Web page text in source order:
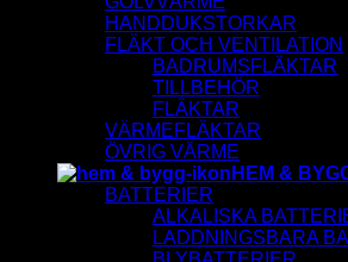
HANDDUKSTORKAR
FLÄKT OCH VENTILATION
BADRUMSFLÄKTAR
TILLBEHÖR
FLÄKTAR
VÄRMEFLÄKTAR
ÖVRIG VÄRME
HEM &
BATTERIER
ALKALISKA
LADDNINGSBARA